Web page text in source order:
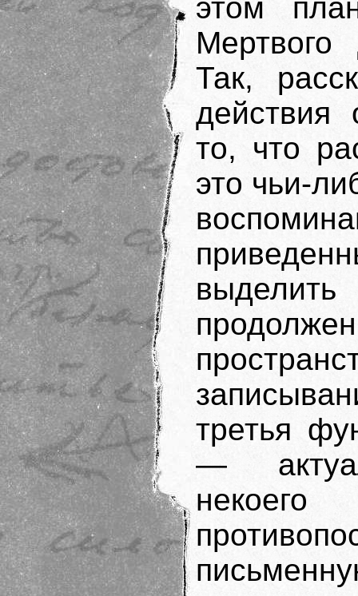
этом
Так,
действия
то, что
это чьи-
третья
—